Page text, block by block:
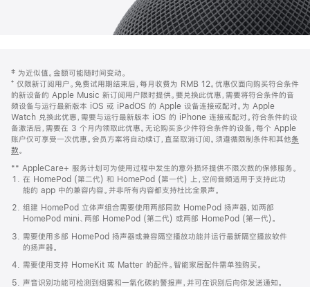
页
页
脚
注
‡ 为近似值。金额可能随时间变动。
⁺ 仅限新订阅用户。免费试用期结束后，每月收费为 RMB 12。优惠仅面向购买符合条件
的新设备的 Apple Music 新订阅用户限时提供。要兑换此优惠，需要将符合条件的音
频设备与运行最新版本 iOS 或 iPadOS 的 Apple 设备连接或配对。为 Apple
Watch 兑换此优惠，需要与运行最新版本 iOS 的 iPhone 连接或配对。符合条件的设
备激活后，需要在 3 个月内领取此优惠。无论购买多少件符合条件的设备，每个 Apple
账户仅可享受一次优惠。会员方案将自动续订，直至取消订阅。须遵循限制条件和其他条
款。
窗
口
中
打
开)
** AppleCare+ 服务计划可为使用过程中发生的意外损坏提供不限次数的保修服务。
在 HomePod (第二代) 和 HomePod (第一代) 上，空间音频适用于支持此功
能的 app 中的兼容内容。并非所有内容都支持杜比全景声。
组建 HomePod 立体声组合需要使用两部同款 HomePod 扬声器，如两部
HomePod mini、两部 HomePod (第二代) 或两部 HomePod (第一代)。
需要使用多部 HomePod 扬声器或兼容隔空播放功能并运行最新隔空播放软件
的扬声器。
需要使用支持 HomeKit 或 Matter 的配件。智能家居配件需单独购买。
声音识别功能可检测到烟雾和一氧化碳的警报声，并可在识别后向你发送通知。